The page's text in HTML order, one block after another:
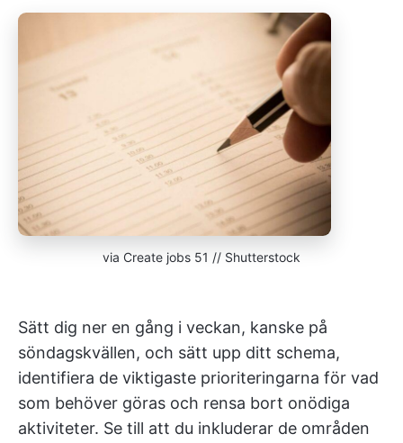
via Create jobs 51 // Shutterstock
Sätt dig ner en gång i veckan, kanske på
söndagskvällen, och sätt upp ditt schema,
identifiera de viktigaste prioriteringarna för vad
som behöver göras och rensa bort onödiga
aktiviteter. Se till att du inkluderar de områden